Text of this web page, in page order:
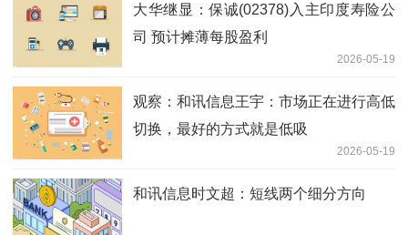
大华继显：保诚(02378)入主印度寿险公
司 预计摊薄每股盈利
2026-05-19
观察：和讯信息王宇：市场正在进行高低
切换，最好的方式就是低吸
2026-05-19
和讯信息时文超：短线两个细分方向